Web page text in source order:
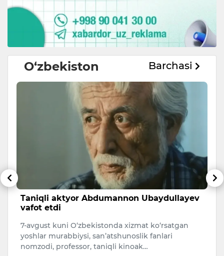
O‘zbekiston Barchasi
Taniqli aktyor Abdumannon Ubaydullayev
vafot etdi
7-avgust kuni O‘zbekistonda xizmat ko‘rsatgan
yoshlar murabbiysi, san’atshunoslik fanlari
nomzodi, professor, taniqli kinoak…